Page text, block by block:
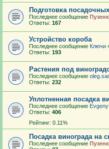
Подготовка
Последнее сообщение
Ответы: 167
Устройство короба
Последнее сообщение Ключи
Ответы: 193
Растения под
Последнее сообщение
Ответы: 232
Уплотненная посадка
Последнее сообщение Evgeny
Ответы: 406
Рейтинг: 0.11%
Посадка винограда на
Последнее сообщение